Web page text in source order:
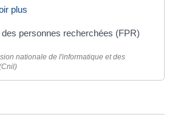
plus
des personnes recherchées (FPR)
nationale de l'informatique et des